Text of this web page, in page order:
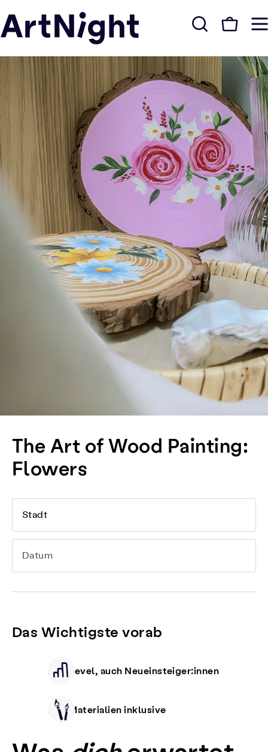
The Art of Wood Painting:
Flowers
Stadt
Datum
Das Wichtigste vorab
Alle Level, auch Neueinsteiger:innen
Alle Materialien inklusive